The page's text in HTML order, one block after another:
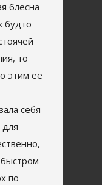
блесна
будто
то
этим ее
себя
по